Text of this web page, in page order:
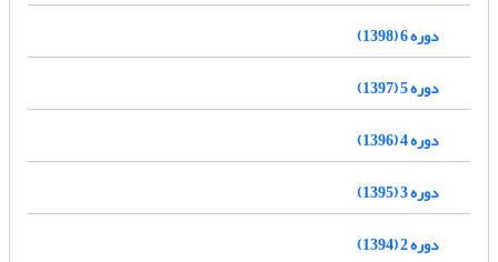
دوره 6 (1398)
دوره 5 (1397)
دوره 4 (1396)
دوره 3 (1395)
دوره 2 (1394)